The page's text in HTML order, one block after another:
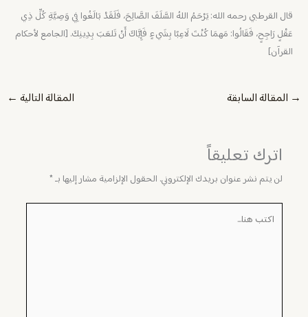
قال القرطبي رحمه الله: يَرْحَمُ اللهُ السَّلَفَ الصَّالِحَ، فَلَقَدْ بَالَغُوا فِي وَصِيَّةِ كُلِّ ذِي
عَقْلٍ رَاجِحٍ، فَقَالُوا: مَهمَا كُنْتَ لَاعِبًا بِشَيءٍ فَإِيَّاكَ أَنْ تَلعَبَ بِدِينِكَ. [الجامع لأحكام
القرآن]
→ المقالة السابقة المقالة التالية ←
اترك تعليقاً
لن يتم نشر عنوان بريدك الإلكتروني. الحقول الإلزامية مشار إليها بـ*